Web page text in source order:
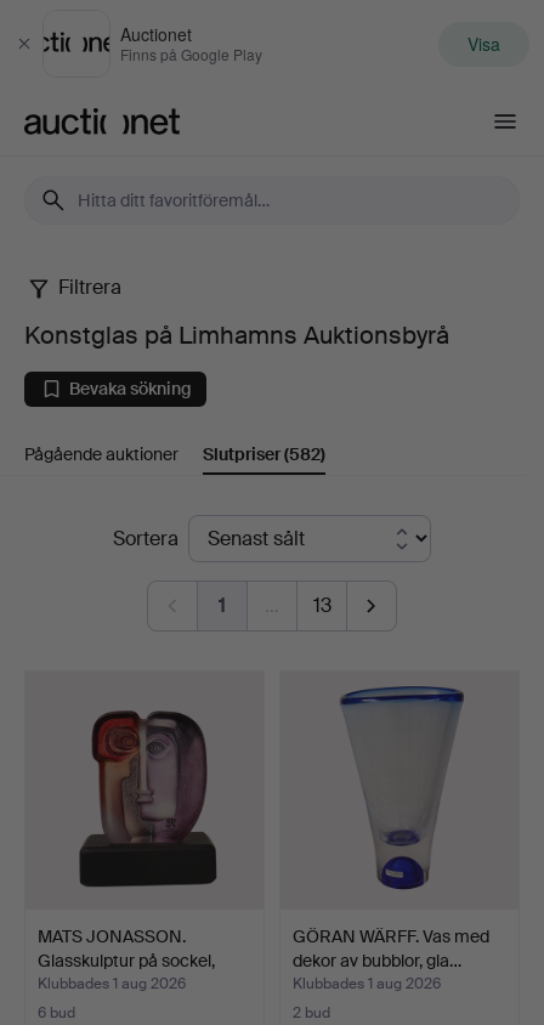
Stäng
Auctionet
Finns på Google Play Visa
Konstglas
på
Limhamns
Auktionsbyrå
Filtrera
Konstglas på Limhamns Auktionsbyrå
Bevaka sökning
Pågående auktioner Slutpriser(582)
SlutpriserSortera
1 … 13
MATS JONASSON.
Glasskulptur på sockel,
min…
Klubbades 1 aug 2026
6 bud
GÖRAN WÄRFF. Vas med
dekor av bubblor, gla…
Klubbades 1 aug 2026
2 bud